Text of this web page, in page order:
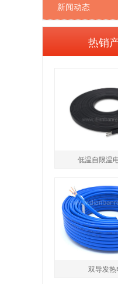
新闻动态
热销
低温自限温
双导发热